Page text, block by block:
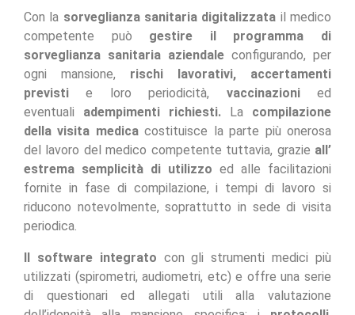
Con la sorveglianza sanitaria digitalizzata il medico
competente può gestire il programma di
sorveglianza sanitaria aziendale configurando, per
ogni mansione, rischi lavorativi, accertamenti
previstie loro periodicità, vaccinazionied
eventuali adempimenti richiesti. La compilazione
della visita medicacostituisce la parte più onerosa
del lavoro del medico competente tuttavia, grazie all’
estrema semplicità di utilizzo ed alle facilitazioni
fornite in fase di compilazione, i tempi di lavoro si
riducono notevolmente, soprattutto in sede di visita
periodica.
Il software integrato con gli strumenti medici più
utilizzati (spirometri, audiometri, etc) e offre una serie
di questionari ed allegati utili alla valutazione